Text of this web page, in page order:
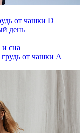
от чашки D
день
и сна
от чашки А